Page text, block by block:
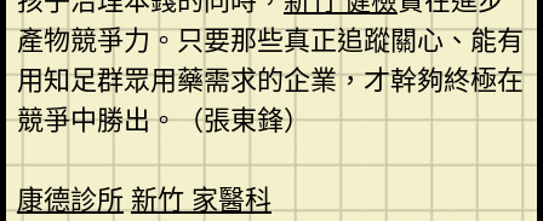
產物競爭力。只要那些真正追蹤關心、能有
用知足群眾用藥需求的企業，才幹夠終極在
競爭中勝出。（張東鋒）
康德診所新竹 家醫科